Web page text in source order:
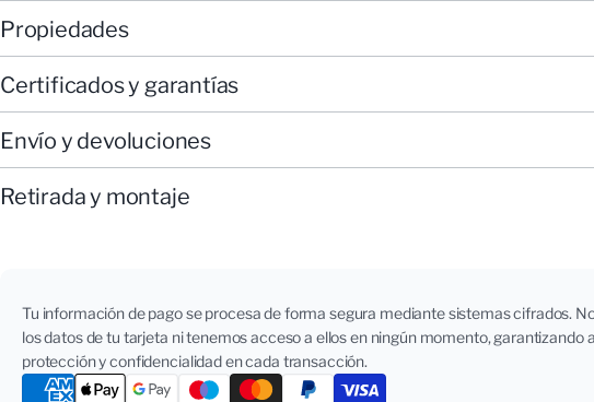
Propiedades
Certificados y garantías
Envío y devoluciones
Retirada y montaje
Tu información de pago se procesa de forma segura mediante sistemas cifrados.
los datos de tu tarjeta ni tenemos acceso a ellos en ningún momento, garantizando
protección y confidencialidad en cada transacción.
Métodos
de
pago